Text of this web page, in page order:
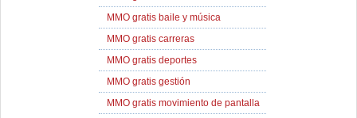
MMO gratis baile y música
MMO gratis carreras
MMO gratis deportes
MMO gratis gestión
MMO gratis movimiento de pantalla